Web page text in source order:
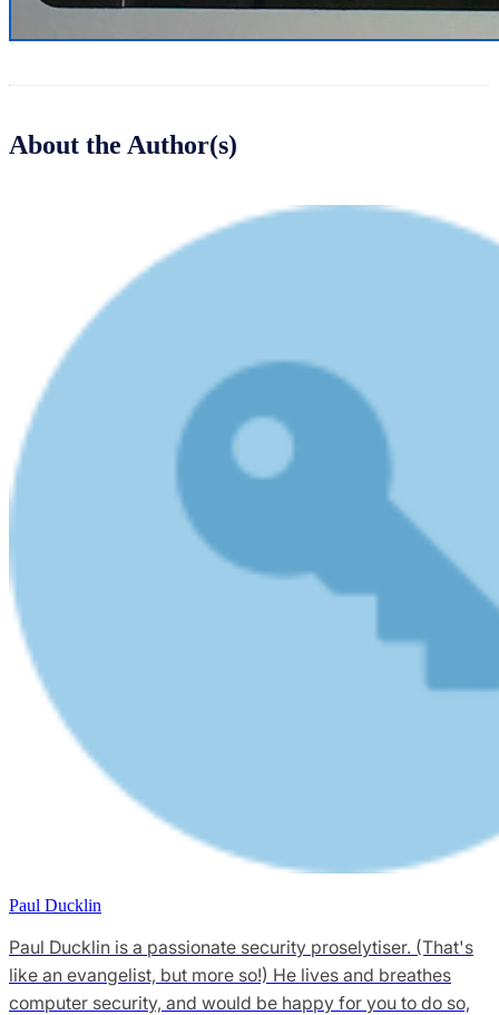
About the Author(s)
Paul Ducklin
Paul Ducklin is a passionate security proselytiser. (That's
like an evangelist, but more so!) He lives and breathes
computer security, and would be happy for you to do so,